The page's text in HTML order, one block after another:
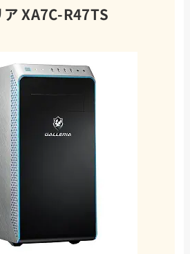
ア XA7C-R47TS